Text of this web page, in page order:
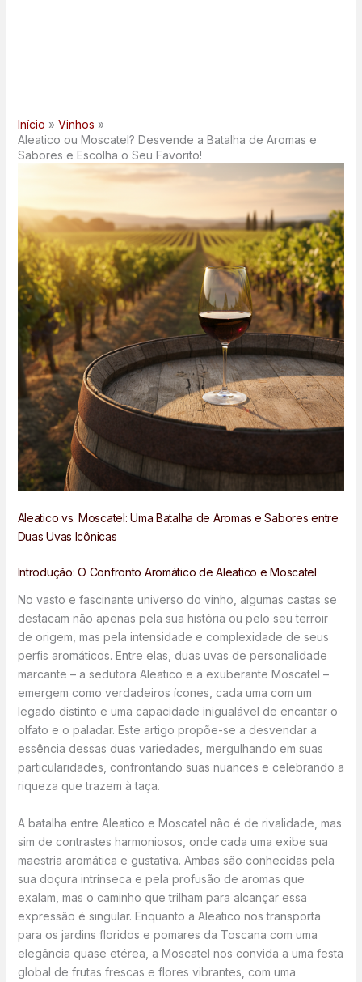
Início
Vinhos
Aleatico ou Moscatel? Desvende a Batalha de Aromas e
Sabores e Escolha o Seu Favorito!
Aleatico vs. Moscatel: Uma Batalha de Aromas e Sabores entre
Duas Uvas Icônicas
Introdução: O Confronto Aromático de Aleatico e Moscatel
No vasto e fascinante universo do vinho, algumas castas se
destacam não apenas pela sua história ou pelo seu terroir
de origem, mas pela intensidade e complexidade de seus
perfis aromáticos. Entre elas, duas uvas de personalidade
marcante – a sedutora Aleatico e a exuberante Moscatel –
emergem como verdadeiros ícones, cada uma com um
legado distinto e uma capacidade inigualável de encantar o
olfato e o paladar. Este artigo propõe-se a desvendar a
essência dessas duas variedades, mergulhando em suas
particularidades, confrontando suas nuances e celebrando a
riqueza que trazem à taça.
A batalha entre Aleatico e Moscatel não é de rivalidade, mas
sim de contrastes harmoniosos, onde cada uma exibe sua
maestria aromática e gustativa. Ambas são conhecidas pela
sua doçura intrínseca e pela profusão de aromas que
exalam, mas o caminho que trilham para alcançar essa
expressão é singular. Enquanto a Aleatico nos transporta
para os jardins floridos e pomares da Toscana com uma
elegância quase etérea, a Moscatel nos convida a uma festa
global de frutas frescas e flores vibrantes, com uma